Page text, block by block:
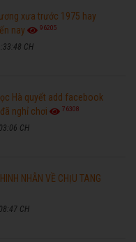
xưa trước 1975 hay
nay
96205
CH
Hà quyết add facebook
nghỉ chơi
76308
CH
NHẪN VỀ CHỊU TANG
CH